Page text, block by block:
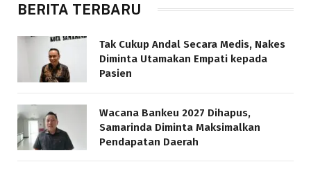
BERITA TERBARU
Tak Cukup Andal Secara Medis, Nakes
Diminta Utamakan Empati kepada
Pasien
Wacana Bankeu 2027 Dihapus,
Samarinda Diminta Maksimalkan
Pendapatan Daerah